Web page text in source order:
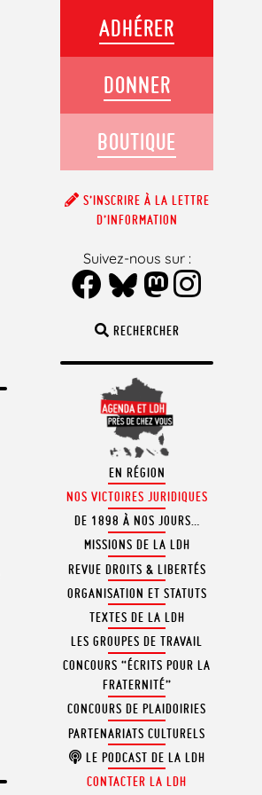
RECHERCHER
EN RÉGION
NOS VICTOIRES JURIDIQUES
DE 1898 À NOS JOURS…
MISSIONS DE LA LDH
REVUE DROITS & LIBERTÉS
ORGANISATION ET STATUTS
TEXTES DE LA LDH
LES GROUPES DE TRAVAIL
CONCOURS “ÉCRITS POUR LA
FRATERNITÉ”
CONCOURS DE PLAIDOIRIES
PARTENARIATS CULTURELS
LE PODCAST DE LA LDH
CONTACTER LA LDH
ADHÉRER
DONNER
BOUTIQUE
S’INSCRIRE À LA LETTRE
D’INFORMATION
Suivez-nous sur :